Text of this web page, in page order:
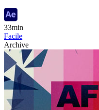
33min
Facile
Archive